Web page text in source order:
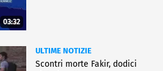
03:32
ULTIME NOTIZIE
Scontri morte Fakir, dodici